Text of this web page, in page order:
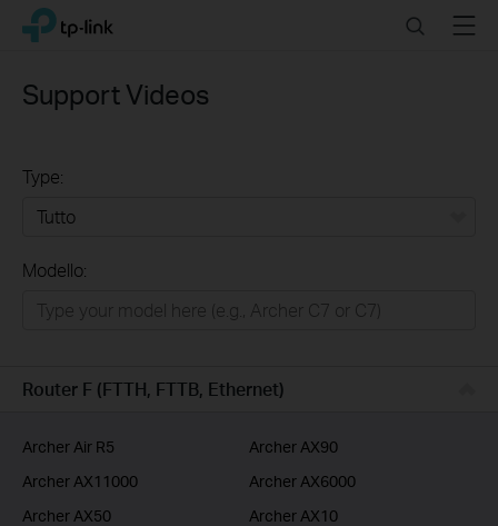
Click
navigation
TP-Link, Reliably Smart SearchMenu
Support Videos
Type:
Business
Modello:
Router F (FTTH, FTTB, Ethernet)
Archer Air R5
Archer AX90
Archer AX11000
Archer AX6000
Archer AX50
Archer AX10